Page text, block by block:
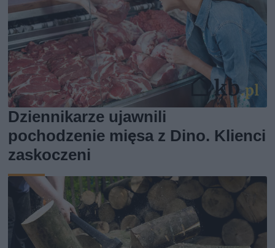
Dziennikarze ujawnili
pochodzenie mięsa z Dino. Klienci
zaskoczeni